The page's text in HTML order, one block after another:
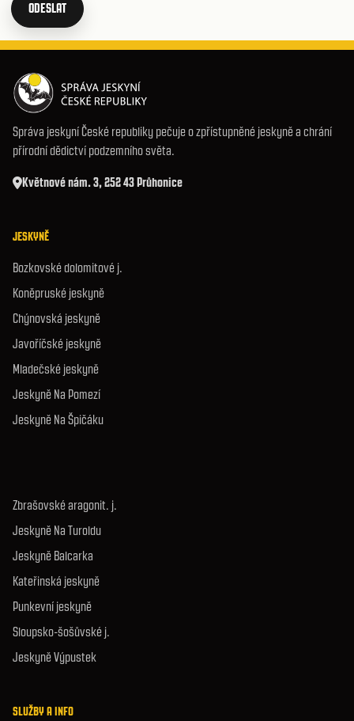
ODESLAT
Správa jeskyní České republiky pečuje o zpřístupněné jeskyně a chrání
přírodní dědictví podzemního světa.
Květnové nám. 3, 252 43 Průhonice
JESKYNĚ
Bozkovské dolomitové j.
Koněpruské jeskyně
Chýnovská jeskyně
Javoříčské jeskyně
Mladečské jeskyně
Jeskyně Na Pomezí
Jeskyně Na Špičáku
Zbrašovské aragonit. j.
Jeskyně Na Turoldu
Jeskyně Balcarka
Kateřinská jeskyně
Punkevní jeskyně
Sloupsko-šošůvské j.
Jeskyně Výpustek
SLUŽBY A INFO